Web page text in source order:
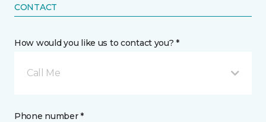
CONTACT
How would you like us to contact you? *
Call Me
Phone number *